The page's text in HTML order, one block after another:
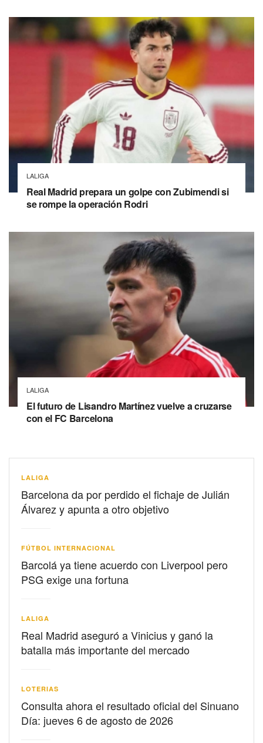
LALIGA
Real Madrid prepara un golpe con Zubimendi si
se rompe la operación Rodri
LALIGA
El futuro de Lisandro Martínez vuelve a cruzarse
con el FC Barcelona
LALIGA
Barcelona da por perdido el fichaje de Julián
Álvarez y apunta a otro objetivo
FÚTBOL INTERNACIONAL
Barcolá ya tiene acuerdo con Liverpool pero
PSG exige una fortuna
LALIGA
Real Madrid aseguró a Vinicius y ganó la
batalla más importante del mercado
LOTERIAS
Consulta ahora el resultado oficial del Sinuano
Día: jueves 6 de agosto de 2026